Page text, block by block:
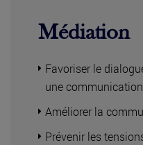
Médiation
Favoriser le
une
Améliorer la
Prévenir les